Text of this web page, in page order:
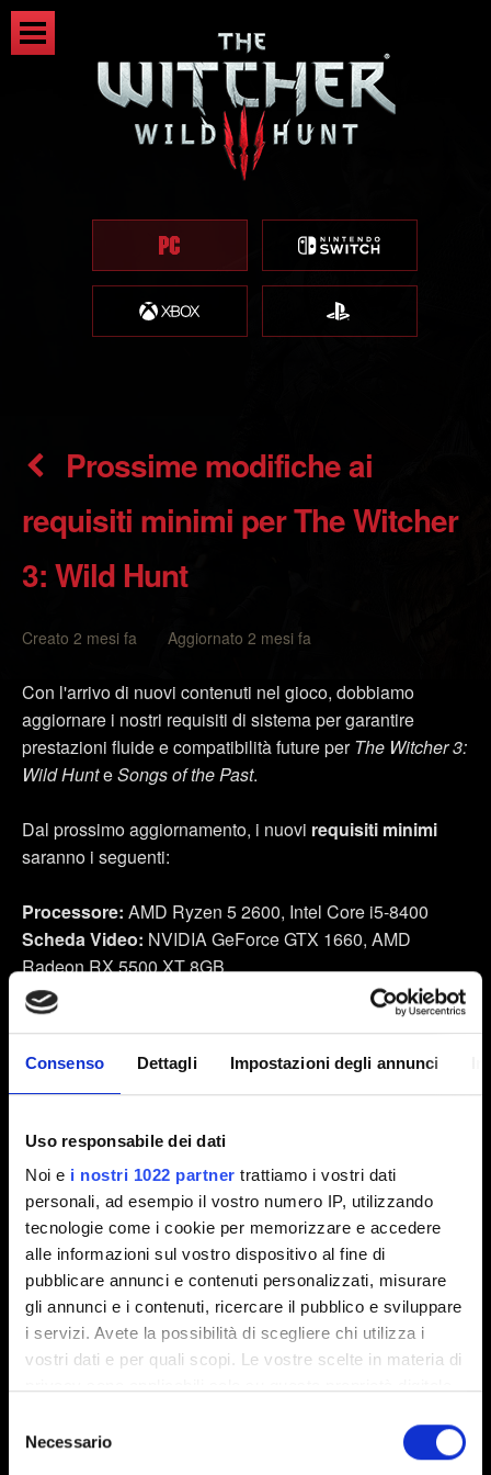
Consenso Dettagli Impostazioni degli annunci
Uso responsabile dei dati
Noi e i nostri 1022 partner trattiamo i vostri dati
personali, ad esempio il vostro numero IP, utilizzando
tecnologie come i cookie per memorizzare e accedere
alle informazioni sul vostro dispositivo al fine di
pubblicare annunci e contenuti personalizzati, misurare
gli annunci e i contenuti, ricercare il pubblico e sviluppare
i servizi. Avete la possibilità di scegliere chi utilizza i
vostri dati e per quali scopi. Le vostre scelte in materia di
modificare o revocare il proprio consenso in qualsiasi
momento dalla Dichiarazione sui cookie o facendo clic
delNecessario
Prossime modifiche ai
requisiti minimi per The Witcher
3: Wild Hunt
Creato 2 mesi fa Aggiornato 2 mesi fa
Con l'arrivo di nuovi contenuti nel gioco, dobbiamo
aggiornare i nostri requisiti di sistema per garantire
prestazioni fluide e compatibilità future perThe Witcher 3:
Wild HunteSongs of the Past.
Dal prossimo aggiornamento, i nuovi requisiti minimi
saranno i seguenti:
Processore: AMD Ryzen 5 2600, Intel Core i5-8400
Scheda Video: NVIDIA GeForce GTX 1660, AMD
Radeon RX 5500 XT 8GB
Memoria video (VRAM):
RAM:
Sistema Operativo:64-bit Windows 11
Questi requisiti minimi riflettono l'evoluzione delle
capacità hardware e dell'utilizzo del software dall'ultima
volta che abbiamo modificato i requisiti di sistema. In
particolare:
Windows 11 sarà il sistema operativo minimo richiesto
sia per
The Witcher 3 che per Cyberpunk 2077
, a seguito
della
fine del supporto di Microsoft per Windows 10 il 14
ottobre 2025 . Senza aggiornamenti di sicurezza continui,
giochi su Windows 10.